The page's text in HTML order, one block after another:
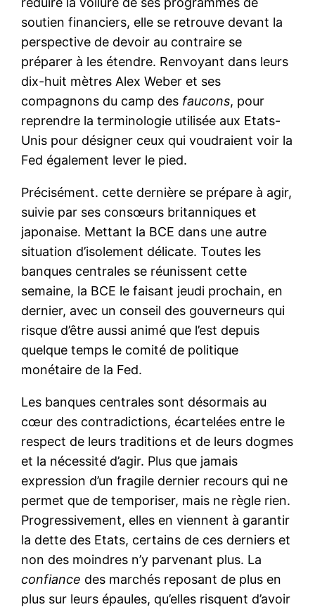
soutien financiers, elle se retrouve devant la
perspective de devoir au contraire se
préparer à les étendre. Renvoyant dans leurs
dix-huit mètres Alex Weber et ses
compagnons du camp des faucons, pour
reprendre la terminologie utilisée aux Etats-
Unis pour désigner ceux qui voudraient voir la
Fed également lever le pied.
Précisément. cette dernière se prépare à agir,
suivie par ses consœurs britanniques et
japonaise. Mettant la BCE dans une autre
situation d’isolement délicate. Toutes les
banques centrales se réunissent cette
semaine, la BCE le faisant jeudi prochain, en
dernier, avec un conseil des gouverneurs qui
risque d’être aussi animé que l’est depuis
quelque temps le comité de politique
monétaire de la Fed.
Les banques centrales sont désormais au
cœur des contradictions, écartelées entre le
respect de leurs traditions et de leurs dogmes
et la nécessité d’agir. Plus que jamais
expression d’un fragile dernier recours qui ne
permet que de temporiser, mais ne règle rien.
Progressivement, elles en viennent à garantir
la dette des Etats, certains de ces derniers et
non des moindres n’y parvenant plus. La
confiance des marchés reposant de plus en
plus sur leurs épaules, qu’elles risquent d’avoir